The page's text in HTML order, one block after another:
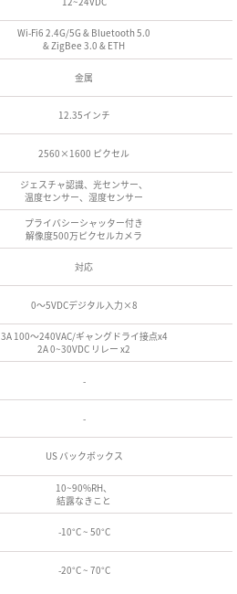
Wi-Fi6 2.4G/5G & Bluetooth 5.0
& ZigBee 3.0 & ETH
金属
12.35インチ
2560×1600 ピクセル
ジェスチャ認識、光センサー、
温度センサー、湿度センサー
プライバシーシャッター付き
解像度500万ピクセルカメラ
対応
0〜5VDCデジタル入力×8
3A 100〜240VAC/ギャングドライ接点x4
2A 0~30VDC リレー x2
-
-
US バックボックス
10~90%RH、
結露なきこと
-10°C ~ 50°C
-20°C ~ 70°C